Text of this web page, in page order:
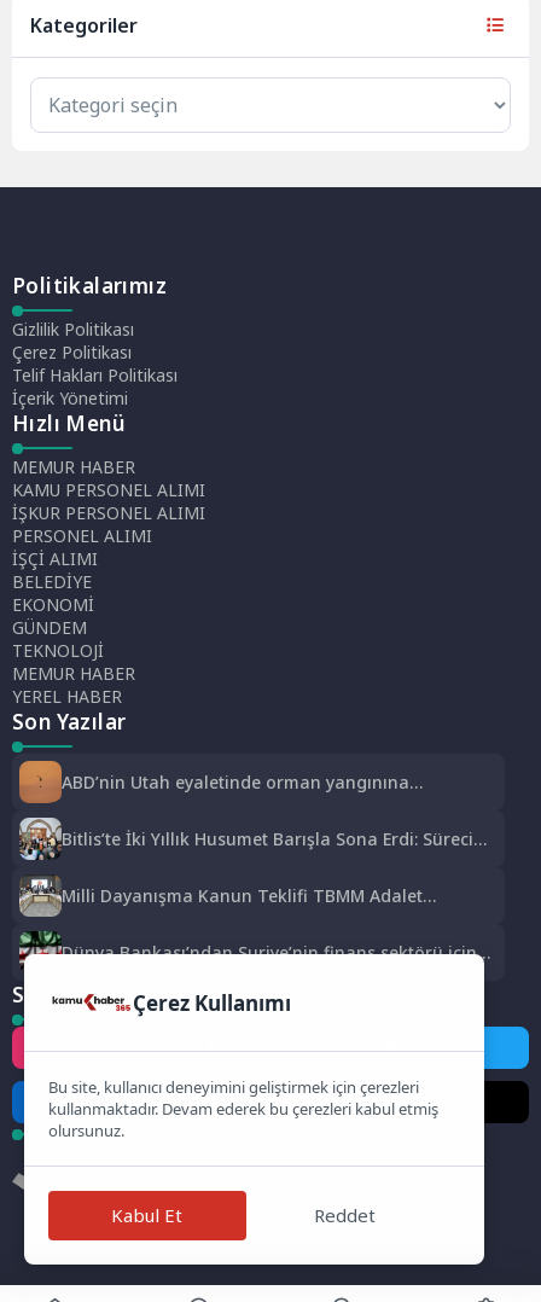
Kategoriler
Politikalarımız
Gizlilik Politikası
Çerez Politikası
Telif Hakları Politikası
İçerik Yönetimi
Hızlı Menü
MEMUR HABER
KAMU PERSONEL ALIMI
İŞKUR PERSONEL ALIMI
PERSONEL ALIMI
İŞÇİ ALIMI
BELEDİYE
EKONOMİ
GÜNDEM
TEKNOLOJİ
MEMUR HABER
YEREL HABER
Son Yazılar
ABD’nin Utah eyaletinde orman yangınına
Bitlis’te İki Yıllık Husumet Barışla Sona Erdi: Sürecin
Vardı
Milli Dayanışma Kanun Teklifi TBMM Adalet
Dünya Bankası’ndan Suriye’nin finans sektörü için
Sosyal Medya
Instagram Facebook Twitter
LinkedIn YouTube TikTok
Çerez Kullanımı
Bu site, kullanıcı deneyimini geliştirmek için çerezleri
kullanmaktadır. Devam ederek bu çerezleri kabul etmiş
olursunuz.
Kabul Et Reddet